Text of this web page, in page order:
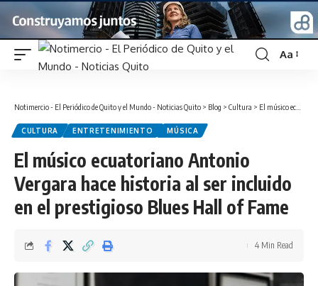
Font
Aa
Notimercio - El Periódico de Quito y el Mundo - Noticias Quito > Blog > Cultura > El músico ecuatoriano Antonio Vergara hace historia al ser incluido en el prestigioso Blues Hall of Fame
CULTURA ENTRETENIMIENTO MÚSICA
El músico ecuatoriano Antonio
Vergara hace historia al ser incluido
en el prestigioso Blues Hall of Fame
4 Min Read